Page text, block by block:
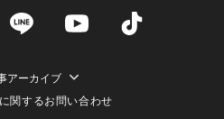
アーカイブ
関するお問い合わせ